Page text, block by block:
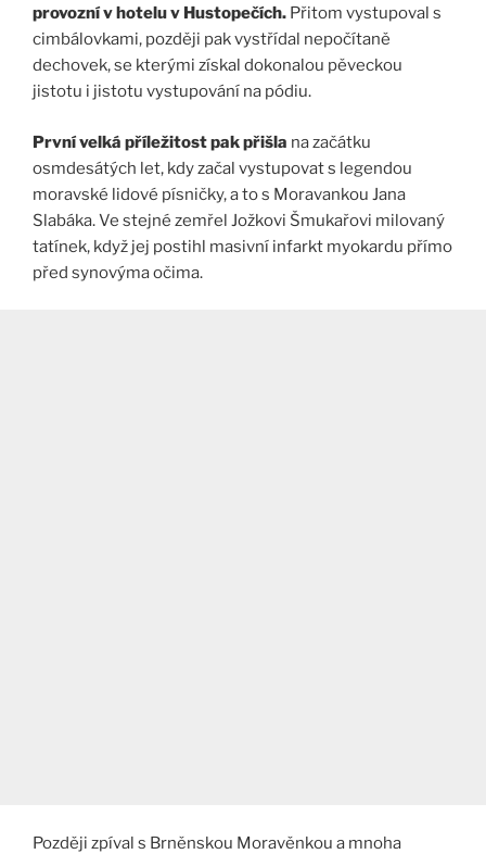
provozní v hotelu v Hustopečích. Přitom vystupoval s
cimbálovkami, později pak vystřídal nepočítaně
dechovek, se kterými získal dokonalou pěveckou
jistotu i jistotu vystupování na pódiu.
První velká příležitost pak přišla na začátku
osmdesátých let, kdy začal vystupovat s legendou
moravské lidové písničky, a to s Moravankou Jana
Slabáka. Ve stejné zemřel Jožkovi Šmukařovi milovaný
tatínek, když jej postihl masivní infarkt myokardu přímo
před synovýma očima.
Později zpíval s Brněnskou Moravěnkou a mnoha